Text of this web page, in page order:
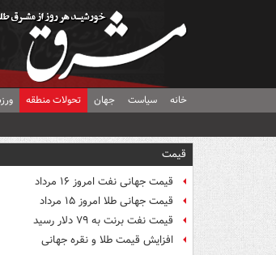
خانه سیاست جهان تحولات منطقه
قیمت
قیمت جهانی نفت امروز ۱۶ مرداد
قیمت جهانی طلا امروز ۱۵ مرداد
قیمت نفت برنت به ۷۹ دلار رسید
افزایش قیمت طلا و نقره جهانی